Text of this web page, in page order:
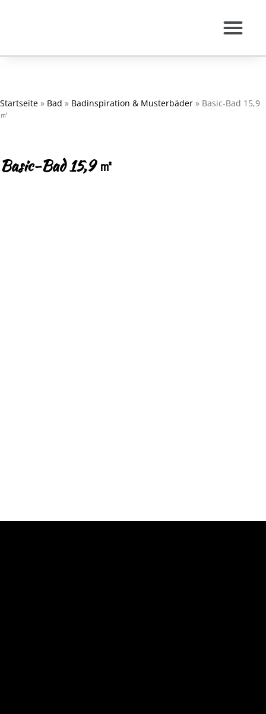
Startseite » Bad » Badinspiration & Musterbäder » Basic-Bad 15,9
㎡
Basic-Bad 15,9 ㎡